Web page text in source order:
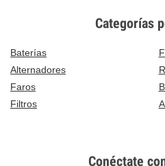
Categorías
Baterías
Alternadores
Faros
Filtros
Conéctate